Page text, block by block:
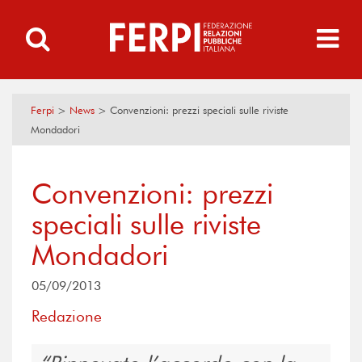
Ferpi > News > Convenzioni: prezzi speciali sulle riviste
Mondadori
Convenzioni: prezzi
speciali sulle riviste
Mondadori
05/09/2013
Redazione